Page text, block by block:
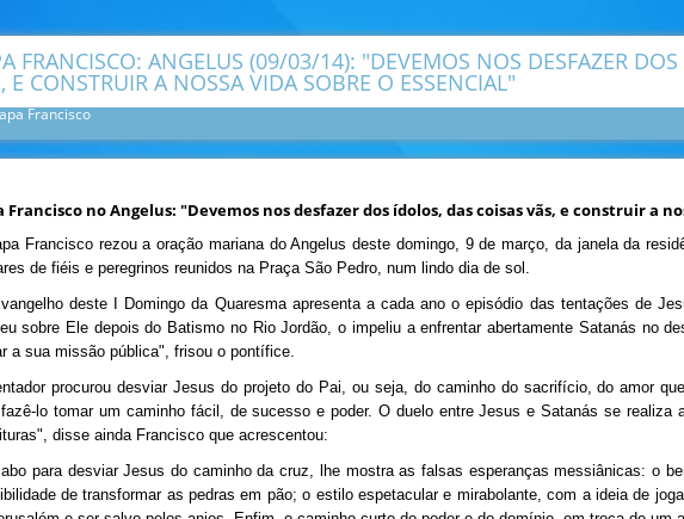
FRANCISCO: ANGELUS (09/03/14): "DEVEMOS NOS DESFAZER
E CONSTRUIR A NOSSA VIDA SOBRE O ESSENCIAL"
Francisco
Francisco no Angelus: "Devemos nos desfazer dos ídolos, das coisas vãs, e construir a
Francisco rezou a oração mariana do Angelus deste domingo, 9 de março, da janela da
de fiéis e peregrinos reunidos na Praça São Pedro, num lindo dia de sol.
deste I Domingo da Quaresma apresenta a cada ano o episódio das tentações de
sobre Ele depois do Batismo no Rio Jordão, o impeliu a enfrentar abertamente Satanás no
a sua missão pública", frisou o pontífice.
procurou desviar Jesus do projeto do Pai, ou seja, do caminho do sacrifício, do amor
lo tomar um caminho fácil, de sucesso e poder. O duelo entre Jesus e Satanás se realiza
disse ainda Francisco que acrescentou:
para desviar Jesus do caminho da cruz, lhe mostra as falsas esperanças messiânicas: o
de transformar as pedras em pão; o estilo espetacular e mirabolante, com a ideia de